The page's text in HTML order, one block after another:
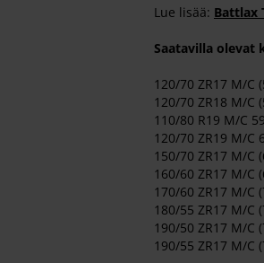
Lue lisää: Battlax
Saatavilla olevat
120/70 ZR17 M/C
120/70 ZR18 M/C
110/80 R19 M/C
120/70 ZR19 M/C
150/70 ZR17 M/C
160/60 ZR17 M/C
170/60 ZR17 M/C
180/55 ZR17 M/C
190/50 ZR17 M/C
190/55 ZR17 M/C